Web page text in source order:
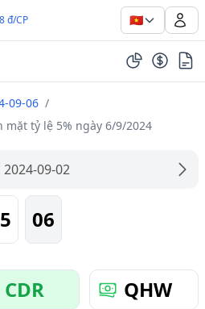
đ/CP 🇻🇳
09-06 /
mặt tỷ lệ 5% ngày 6/9/2024
2024-09-02
06
CDR
QHW